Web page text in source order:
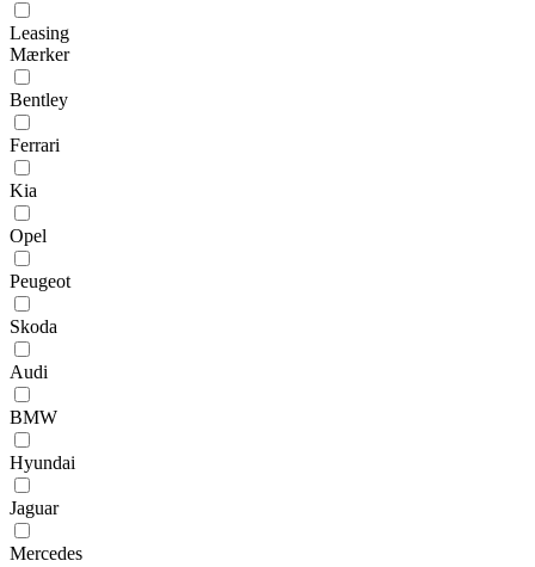
Leasing
Mærker
Bentley
Ferrari
Kia
Opel
Peugeot
Skoda
Audi
BMW
Hyundai
Jaguar
Mercedes